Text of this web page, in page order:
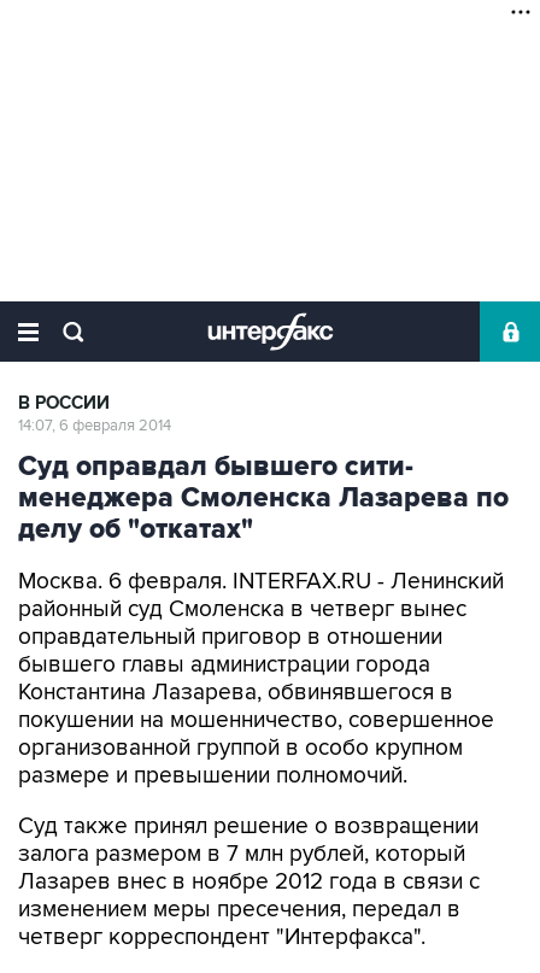
В РОССИИ
14:07, 6 февраля 2014
Суд оправдал бывшего сити-
менеджера Смоленска Лазарева по
делу об "откатах"
Москва. 6 февраля. INTERFAX.RU - Ленинский
районный суд Смоленска в четверг вынес
оправдательный приговор в отношении
бывшего главы администрации города
Константина Лазарева, обвинявшегося в
покушении на мошенничество, совершенное
организованной группой в особо крупном
размере и превышении полномочий.
Суд также принял решение о возвращении
залога размером в 7 млн рублей, который
Лазарев внес в ноябре 2012 года в связи с
изменением меры пресечения, передал в
четверг корреспондент "Интерфакса".